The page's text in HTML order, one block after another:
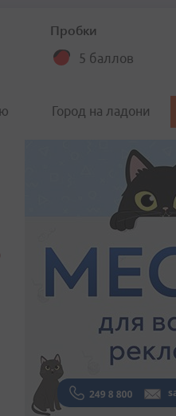
Пробки
5 баллов
Город на ладони